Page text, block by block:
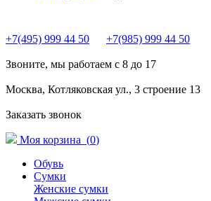
+7(495) 999 44 50 +7(985) 999 44 50
Звоните, мы работаем с 8 до 17
Москва, Котляковская ул., 3 строение 13
Заказать звонок
Моя корзина (0)
Обувь
Сумки
Женские сумки